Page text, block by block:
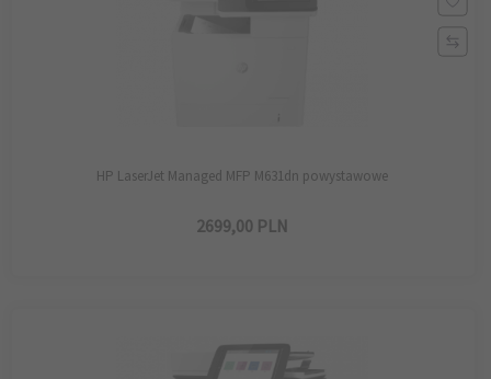
HP LaserJet Managed MFP M631dn powystawowe
2699,00 PLN